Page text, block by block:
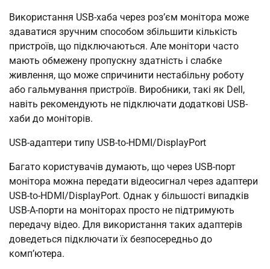
Використання USB-хаба через роз’єм монітора може
здаватися зручним способом збільшити кількість
пристроїв, що підключаються. Але монітори часто
мають обмежену пропускну здатність і слабке
живлення, що може спричинити нестабільну роботу
або гальмування пристроїв. Виробники, такі як Dell,
навіть рекомендують не підключати додаткові USB-
хаби до моніторів.
USB-адаптери типу USB-to-HDMI/DisplayPort
Багато користувачів думають, що через USB-порт
монітора можна передати відеосигнал через адаптери
USB-to-HDMI/DisplayPort. Однак у більшості випадків
USB-A-порти на моніторах просто не підтримують
передачу відео. Для використання таких адаптерів
доведеться підключати їх безпосередньо до
комп’ютера.